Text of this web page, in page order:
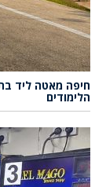
חיפה מאטה ליד
הלימודים